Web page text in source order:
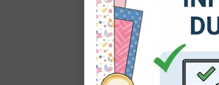
et du
précises
Si vous
de la